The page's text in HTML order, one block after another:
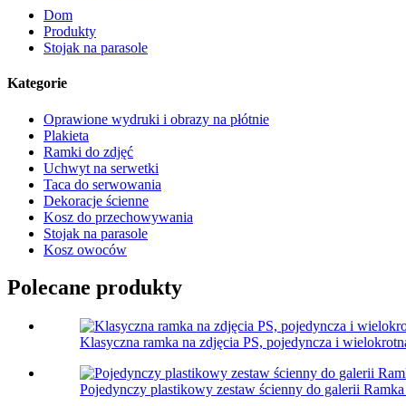
Dom
Produkty
Stojak na parasole
Kategorie
Oprawione wydruki i obrazy na płótnie
Plakieta
Ramki do zdjęć
Uchwyt na serwetki
Taca do serwowania
Dekoracje ścienne
Kosz do przechowywania
Stojak na parasole
Kosz owoców
Polecane produkty
Klasyczna ramka na zdjęcia PS, pojedyncza i
Pojedynczy plastikowy zestaw ścienny do galerii